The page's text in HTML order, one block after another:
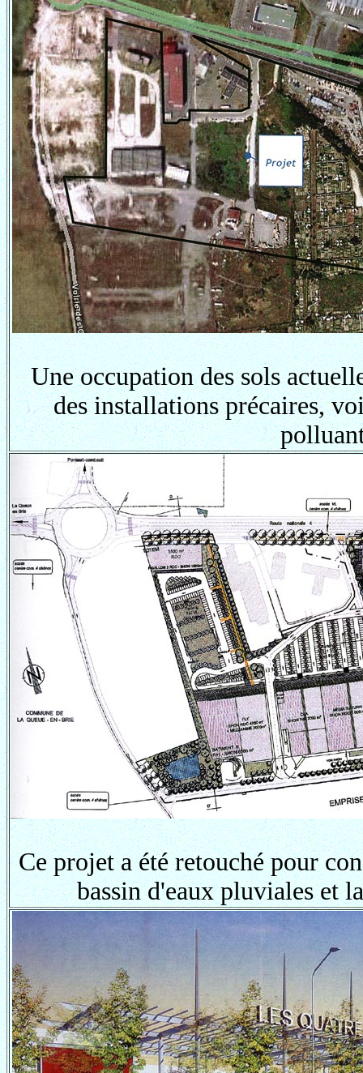
Une occupation des sols
des installations précaires,
Ce projet a été retouché pour
bassin d'eaux pluviales et